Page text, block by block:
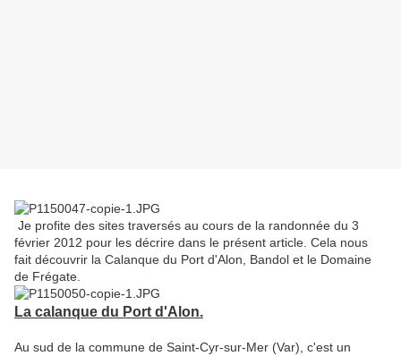
Je profite des sites traversés au cours de la randonnée du 3
février 2012 pour les décrire dans le présent article. Cela nous
fait découvrir la Calanque du Port d'Alon, Bandol et le Domaine
de Frégate.
La calanque du Port d'Alon.
Au sud de la commune de Saint-Cyr-sur-Mer (Var), c'est un